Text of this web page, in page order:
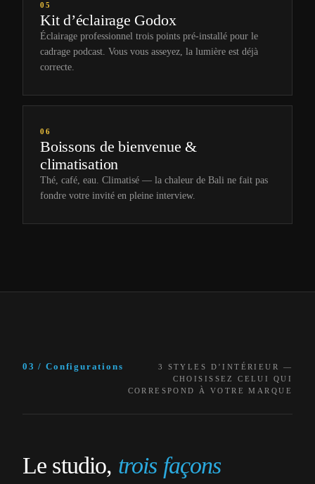
05
Kit d’éclairage Godox
Éclairage professionnel trois points pré-installé pour le
cadrage podcast. Vous vous asseyez, la lumière est déjà
correcte.
06
Boissons de bienvenue &
climatisation
Thé, café, eau. Climatisé — la chaleur de Bali ne fait pas
fondre votre invité en pleine interview.
03 / Configurations
3 STYLES D’INTÉRIEUR —
CHOISISSEZ CELUI QUI
CORRESPOND À VOTRE MARQUE
Le studio, trois façons